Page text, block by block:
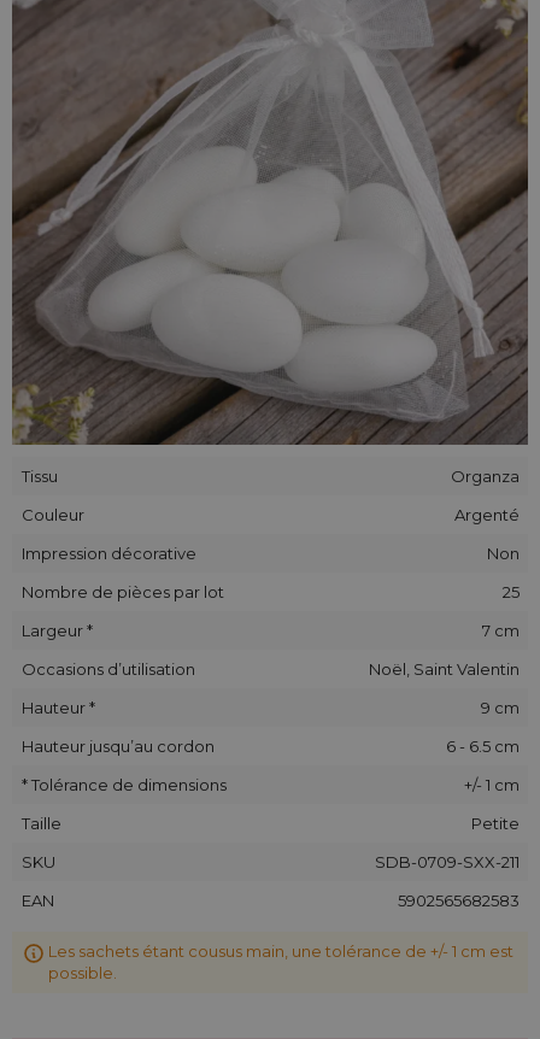
Cet ensemble est le choix parfait si vous cherchez un moyen
de conserver une grande quantité de petites choses
comme, par exemple, les pièces de monnaie ou boutons -
les sachets organza de dimensions
7 x 9 cm
sont idéals pour
cela et en mettant des arômes agréables comme la lavande,
vous créez des sacs originaux parfumés ou des sachets
parfumés pour placard.
Tissu
Organza
Couleur
Argenté
Impression décorative
Non
Nombre de pièces par lot
25
Largeur *
7 cm
Occasions d’utilisation
Noël, Saint Valentin
Hauteur *
9 cm
Hauteur jusqu’au cordon
6 - 6.5 cm
* Tolérance de dimensions
+/- 1 cm
Taille
Petite
SKU
SDB-0709-SXX-211
EAN
5902565682583
Les sachets étant cousus main, une tolérance de +/- 1 cm est
possible.